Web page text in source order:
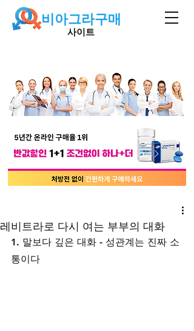
비아그라구매
사이트
레비트라로 다시 여는 부부의 대화
1. 말보다 깊은 대화 - 성관계는 진짜 소
통이다